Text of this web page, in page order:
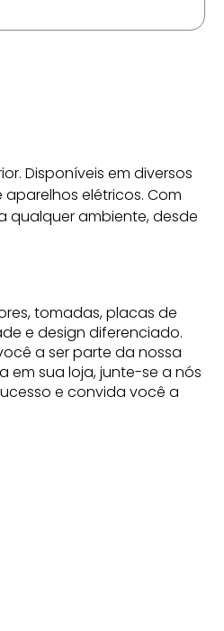
Disponíveis em diversos
elétricos. Com
ambiente, desde
tomadas, placas de
e design diferenciado.
a ser parte da nossa
em sua loja, junte-se a nós
e convida você a